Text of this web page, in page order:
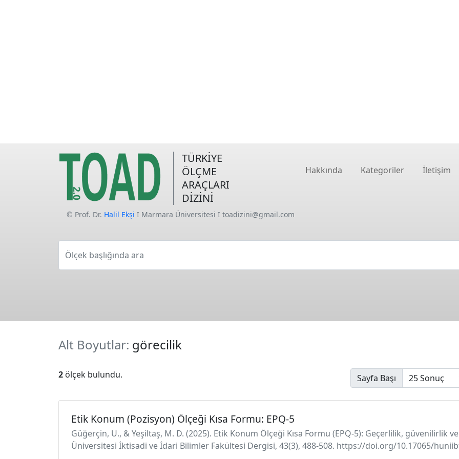
TÜRKİYE
ÖLÇME
ARAÇLARI
DİZİNİ
Hakkında Kategoriler İletişim
© Prof. Dr. Halil Ekşi I Marmara Üniversitesi I toadizini@gmail.com
Ölçek başlığında ara
Alt Boyutlar: görecilik
2 ölçek bulundu. Sayfa Başı
Etik Konum (Pozisyon) Ölçeği Kısa Formu: EPQ-5
Güğerçin, U., & Yeşiltaş, M. D. (2025). Etik Konum Ölçeği Kısa Formu (EPQ-5): Geçerlilik, güvenilirlik
Üniversitesi İktisadi ve İdari Bilimler Fakültesi Dergisi, 43(3), 488-508. https://doi.org/10.17065/